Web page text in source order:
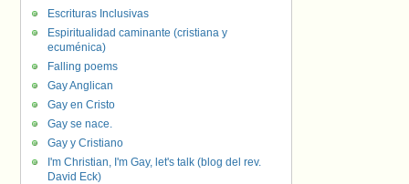
Escrituras Inclusivas
Espiritualidad caminante (cristiana y
ecuménica)
Falling poems
Gay Anglican
Gay en Cristo
Gay se nace.
Gay y Cristiano
I'm Christian, I'm Gay, let's talk (blog del rev.
David Eck)